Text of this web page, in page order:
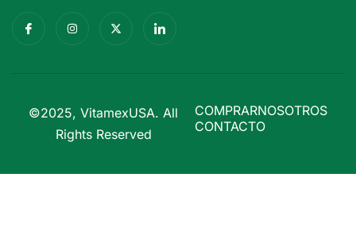
©2025, VitamexUSA. All
Rights Reserved
COMPRARNOSOTROS
CONTACTO